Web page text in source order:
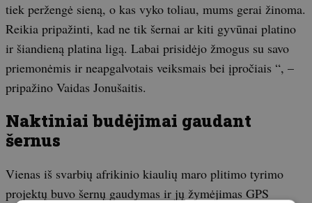
tiek peržengė sieną, o kas vyko toliau, mums gerai žinoma.
Reikia pripažinti, kad ne tik šernai ar kiti gyvūnai platino
ir šiandieną platina ligą. Labai prisidėjo žmogus su savo
priemonėmis ir neapgalvotais veiksmais bei įpročiais “, –
pripažino Vaidas Jonušaitis.
Naktiniai budėjimai gaudant
šernus
Vienas iš svarbių afrikinio kiaulių maro plitimo tyrimo
projektų buvo šernų gaudymas ir jų žymėjimas GPS